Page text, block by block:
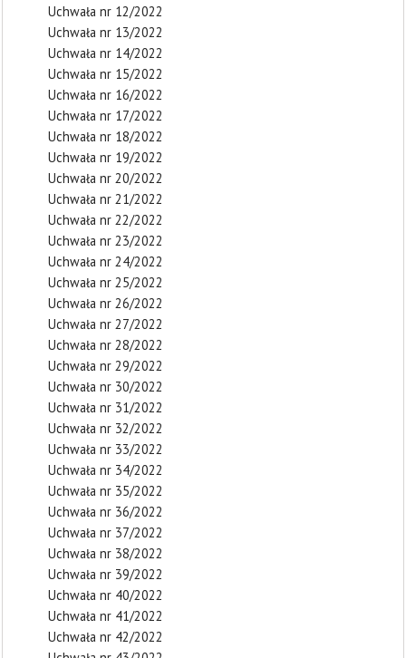
Uchwała nr 12/2022
Uchwała nr 13/2022
Uchwała nr 14/2022
Uchwała nr 15/2022
Uchwała nr 16/2022
Uchwała nr 17/2022
Uchwała nr 18/2022
Uchwała nr 19/2022
Uchwała nr 20/2022
Uchwała nr 21/2022
Uchwała nr 22/2022
Uchwała nr 23/2022
Uchwała nr 24/2022
Uchwała nr 25/2022
Uchwała nr 26/2022
Uchwała nr 27/2022
Uchwała nr 28/2022
Uchwała nr 29/2022
Uchwała nr 30/2022
Uchwała nr 31/2022
Uchwała nr 32/2022
Uchwała nr 33/2022
Uchwała nr 34/2022
Uchwała nr 35/2022
Uchwała nr 36/2022
Uchwała nr 37/2022
Uchwała nr 38/2022
Uchwała nr 39/2022
Uchwała nr 40/2022
Uchwała nr 41/2022
Uchwała nr 42/2022